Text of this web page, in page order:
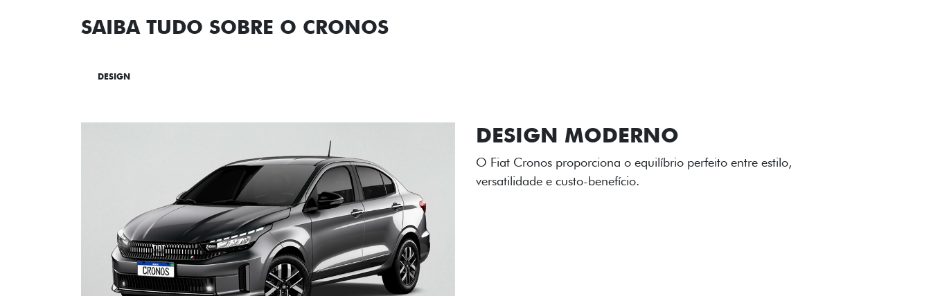
SAIBA TUDO SOBRE O CRONOS
DESIGN
RODAS DE LIGA-LEVE
As rodas de liga leve com desenho dinâmico e acabamento
diamantado elevam o estilo do Fiat Cronos, trazendo mais